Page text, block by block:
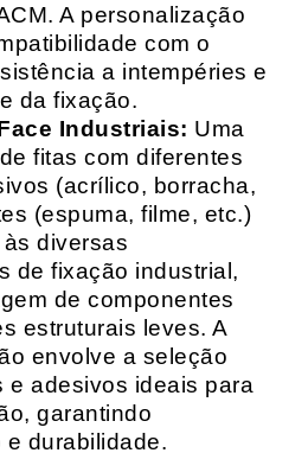
A personalização
com o
a intempéries e
da fixação.
Industriais: Uma
fitas com diferentes
(acrílico, borracha,
(espuma, filme, etc.)
diversas
de fixação industrial,
de componentes
estruturais leves. A
envolve a seleção
e adesivos ideais para
garantindo
durabilidade.